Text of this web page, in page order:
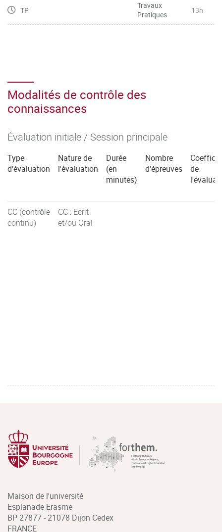
TP
Travaux
Pratiques
13h
Modalités de contrôle des
connaissances
Évaluation initiale / Session principale
Type
d'évaluation
Nature de
l'évaluation
Durée
(en
minutes)
Nombre
d'épreuves
de
CC (contrôle
continu)
CC : Ecrit
et/ou Oral
Maison de l'université
Esplanade Erasme
BP 27877 - 21078 Dijon Cedex
FRANCE